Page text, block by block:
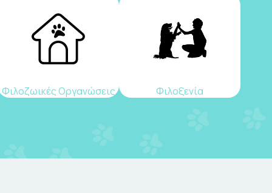
Φιλοζωικές Οργανώσεις Φιλοξενία